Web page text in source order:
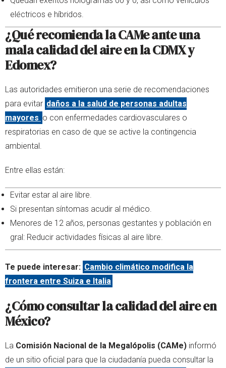
eléctricos e híbridos.
¿Qué recomienda la CAMe ante una
mala calidad del aire en la CDMX y
Edomex?
Las autoridades emitieron una serie de recomendaciones
para evitar daños a la salud de personas adultas
mayores o con enfermedades cardiovasculares o
respiratorias en caso de que se active la contingencia
ambiental.
Entre ellas están:
Evitar estar al aire libre.
Si presentan síntomas acudir al médico.
Menores de 12 años, personas gestantes y población en
gral: Reducir actividades físicas al aire libre.
Te puede interesar: Cambio climático modifica la
frontera entre Suiza e Italia
¿Cómo consultar la calidad del aire en
México?
La Comisión Nacional de la Megalópolis (CAMe) informó
de un sitio oficial para que la ciudadanía pueda consultar la